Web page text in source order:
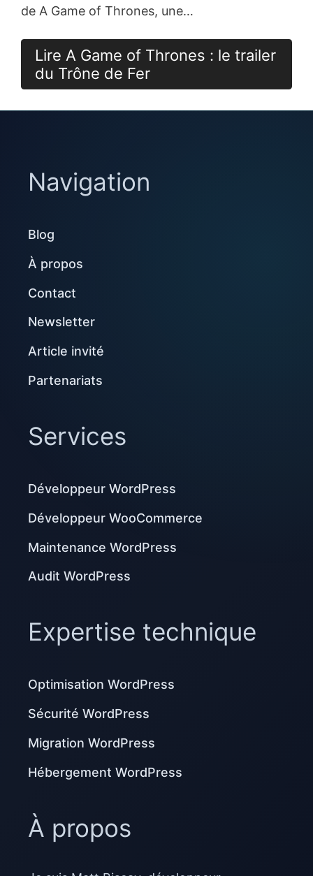
de A Game of Thrones, une…
Lire A Game of Thrones : le trailer
du Trône de Fer
Navigation
Blog
À propos
Contact
Newsletter
Article invité
Partenariats
Services
Développeur WordPress
Développeur WooCommerce
Maintenance WordPress
Audit WordPress
Expertise technique
Optimisation WordPress
Sécurité WordPress
Migration WordPress
Hébergement WordPress
À propos